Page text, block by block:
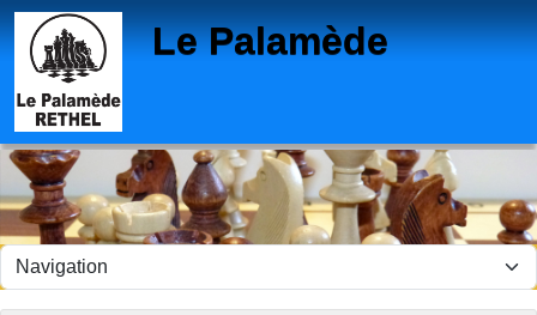
Le Palamède
Panneau de gestion des cookies